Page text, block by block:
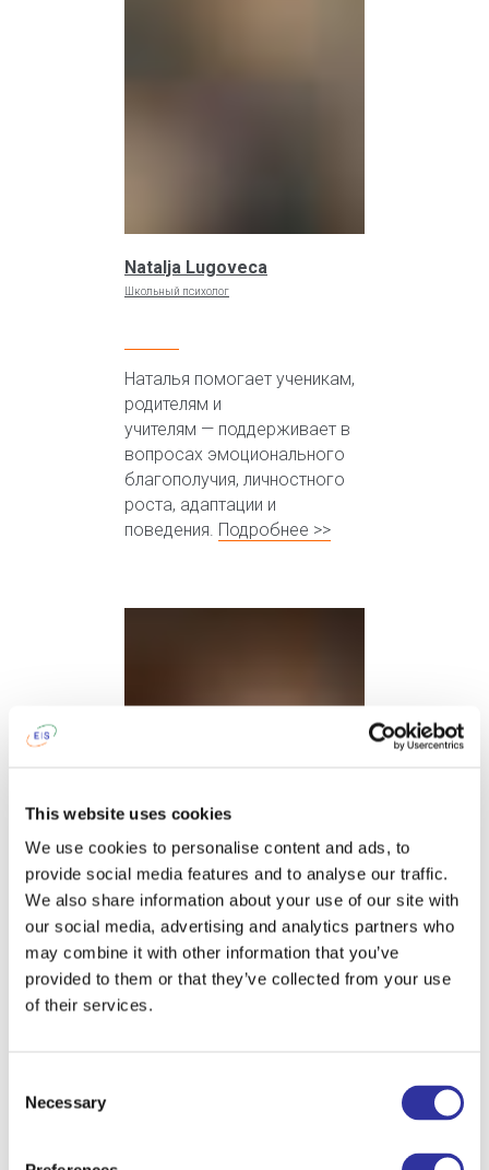
This website uses cookies
We use cookies to personalise content and ads, to
provide social media features and to analyse our traffic.
We also share information about your use of our site with
our social media, advertising and analytics partners who
may combine it with other information that you’ve
provided to them or that they’ve collected from your use
of their services.
Selection
Necessary
Natalja Lugoveca
Школьный психолог
Наталья помогает ученикам,
родителям и
учителям — поддерживает в
вопросах эмоционального
благополучия, личностного
роста, адаптации и
поведения. Подробнее >>
Zhanna Silicha